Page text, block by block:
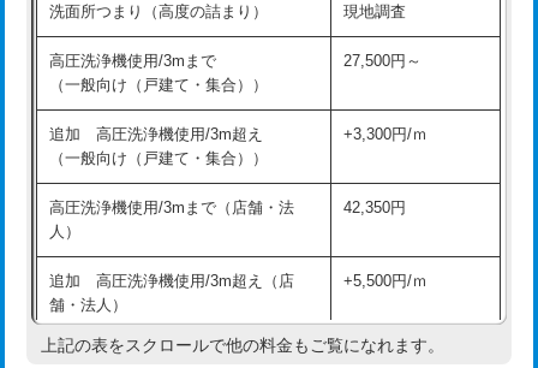
バスタブ設置 現場見積
追加人工 16,500円
廃棄・処分 現場見積
※給水管工事は20mmまでの価格です。
給水管工事※（ホール加工) 16,500円
給水管工事※（バンド止め)
給水管工事※（支持金具設置) 5,500円
給水管工事※（保温材使用（バンド止
め込み）)
5,500円
給水管工事※（土の掘削・埋め戻し作
業)
11,000円
給水管工事※（塩ビ管（VP・HI）使
用/3ｍまで)
洗面所つまり（高度の詰まり） 現地調査
高圧洗浄機使用/3mまで
（一般向け（戸建て・集合））
27,500円～
追加 高圧洗浄機使用/3m超え
（一般向け（戸建て・集合））
+3,300円/ｍ
高圧洗浄機使用/3mまで（店舗・法
人）
42,350円
追加 高圧洗浄機使用/3m超え（店
舗・法人）
+5,500円/ｍ
高度高圧洗浄換 現地調査
上記の表をスクロールで他の料金もご覧になれます。